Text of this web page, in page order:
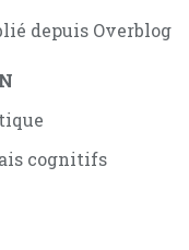
depuis Overblog
cognitifs